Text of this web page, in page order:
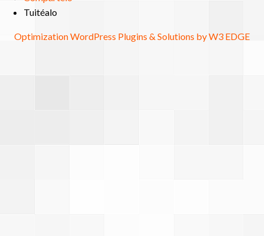
Tuitéalo
Optimization WordPress Plugins & Solutions by W3 EDGE